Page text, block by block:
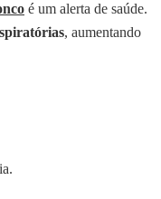
é um alerta de saúde.
, aumentando